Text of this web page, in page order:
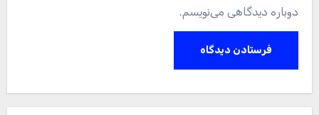
دوباره دیدگاهی می‌نویسم.